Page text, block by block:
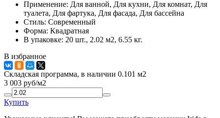
Применение: Для ванной, Для кухни, Для комнат, Для
туалета, Для фартука, Для фасада, Для бассейна
Стиль: Современный
Форма: Квадратная
В упаковке: 20 шт., 2.02 м2, 6.55 кг.
В избранное
Складская программа, в наличии 0.101 м2
3 003 руб/м2
Купить